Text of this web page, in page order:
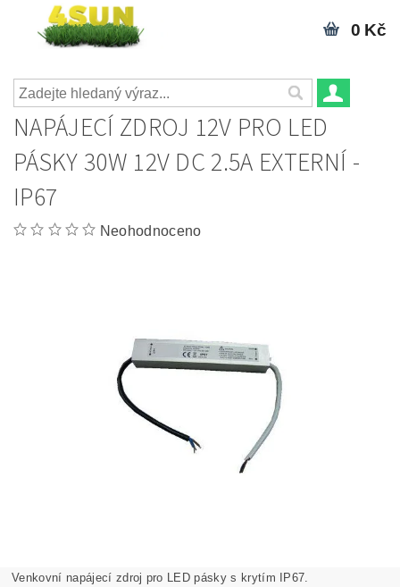
0 Kč
NAPÁJECÍ ZDROJ 12V PRO LED
PÁSKY 30W 12V DC 2.5A EXTERNÍ -
IP67
Neohodnoceno
Venkovní napájecí zdroj pro LED pásky s krytím IP67.